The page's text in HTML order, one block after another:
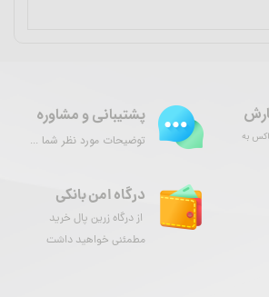
به
درگاه امن بانکی
از درگاه زرین پال خرید
مطمئنی خواهید داشت
پشتیبانی و مشاوره
توضیحات مورد نظر شما ...